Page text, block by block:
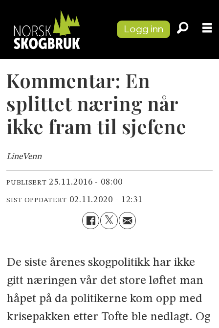
Logg inn
Kommentar: En
splittet næring når
ikke fram til sjefene
LineVenn
PUBLISERT 25.11.2016 - 08:00
SIST OPPDATERT 02.11.2020 - 12:31
De siste årenes skogpolitikk har ikke
gitt næringen vår det store løftet man
håpet på da politikerne kom opp med
krisepakken etter Tofte ble nedlagt. Og